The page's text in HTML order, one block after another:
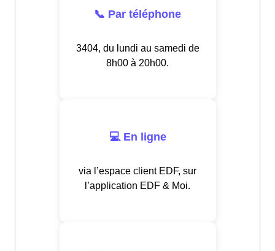
📞 Par téléphone
3404, du lundi au samedi de
8h00 à 20h00.
💻 En ligne
via l’espace client EDF, sur
l’application EDF & Moi.